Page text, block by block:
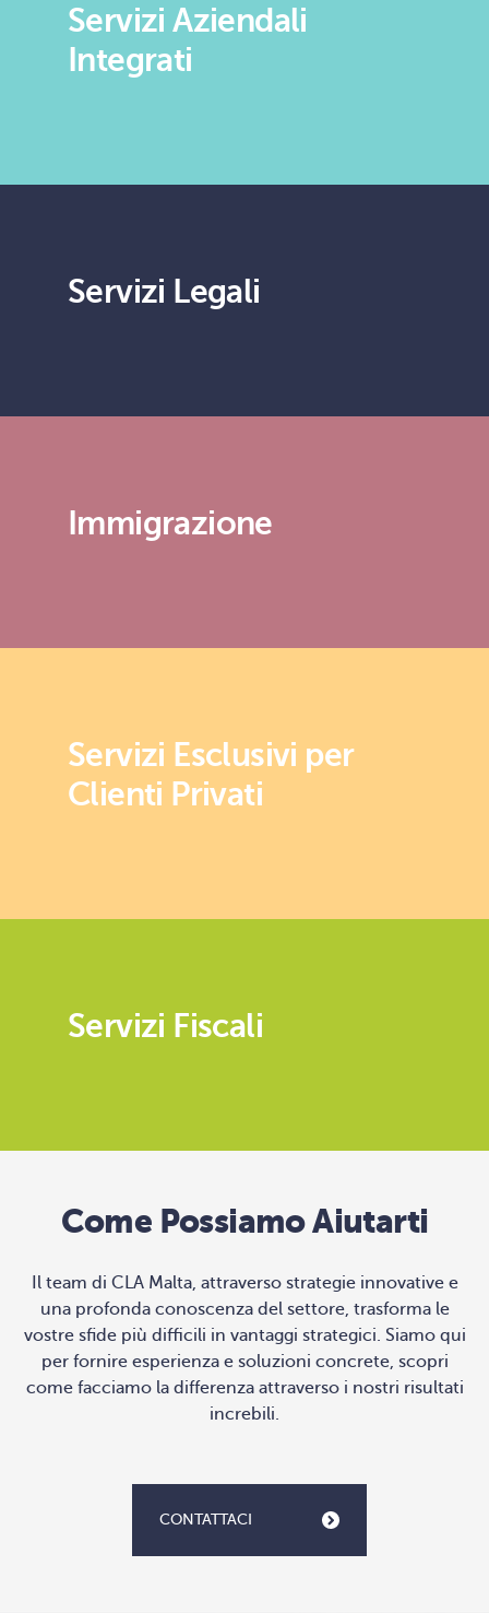
Servizi Aziendali
Integrati
Servizi Legali
Immigrazione
Servizi Esclusivi per
Clienti Privati
Servizi Fiscali
Come Possiamo Aiutarti
Il team di CLA Malta, attraverso strategie innovative e
una profonda conoscenza del settore, trasforma le
vostre sfide più difficili in vantaggi strategici. Siamo qui
per fornire esperienza e soluzioni concrete, scopri
come facciamo la differenza attraverso i nostri risultati
increbili.
CONTATTACI